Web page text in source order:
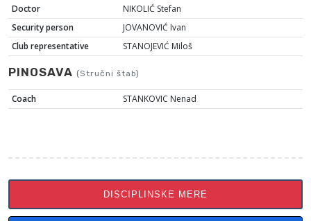
Doctor
NIKOLIĆ Stefan
Security person
JOVANOVIĆ Ivan
Club representative
STANOJEVIĆ Miloš
PINOSAVA (Stručni štab)
Coach STANKOVIC Nenad
DISCIPLINSKE MERE